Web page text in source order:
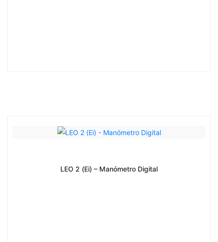
LEO 2 (Ei) – Manómetro Digital